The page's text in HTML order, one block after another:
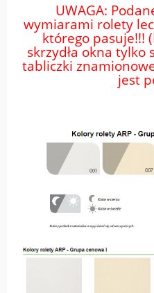
UWAGA:
wymiarami rolety
którego pasuje!!!
skrzydła okna tylko
tabliczki
jest